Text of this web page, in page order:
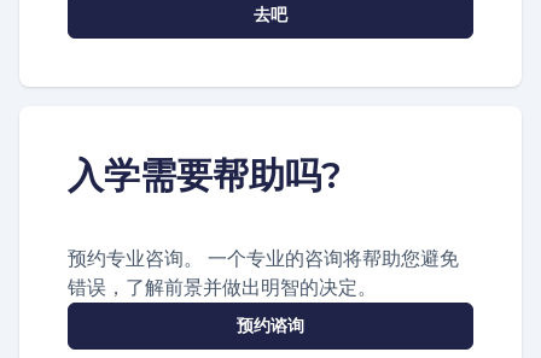
去吧
入学需要帮助吗?
预约专业咨询。 一个专业的咨询将帮助您避免
错误，了解前景并做出明智的决定。
预约谘询